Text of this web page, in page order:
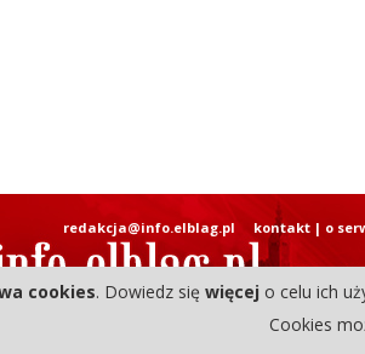
redakcja@info.elblag.pl kontakt| o
cookies. Dowiedz się więcej o celu ich
Cookies